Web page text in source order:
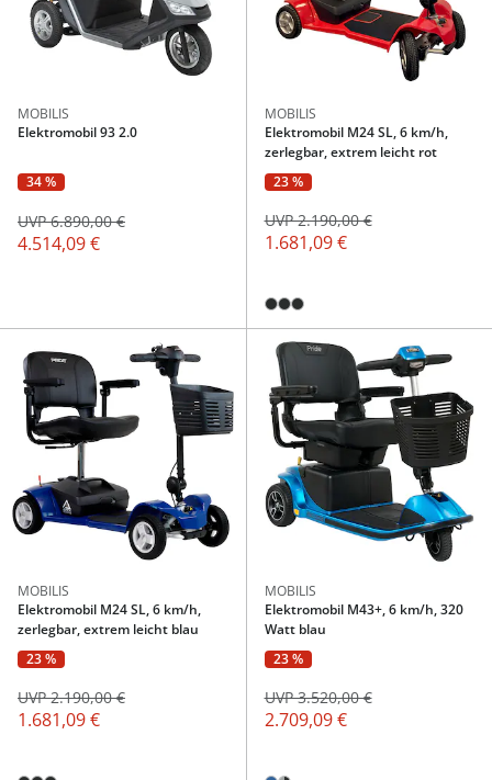
MOBILIS
Elektromobil 93 2.0
34 %
4.514,09 €
UVP 6.890,00 €
MOBILIS
Elektromobil M24 SL, 6 km/h,
zerlegbar, extrem leicht rot
23 %
1.681,09 €
UVP 2.190,00 €
MOBILIS
Elektromobil M24 SL, 6 km/h,
zerlegbar, extrem leicht blau
23 %
1.681,09 €
UVP 2.190,00 €
MOBILIS
Elektromobil M43+, 6 km/h, 320
Watt blau
23 %
2.709,09 €
UVP 3.520,00 €